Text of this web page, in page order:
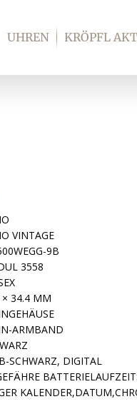
UHREN KRÖPFL
VINTAGE
9B
3558
× 34.4 MM
ARMBAND
SCHWARZ, DIGITAL